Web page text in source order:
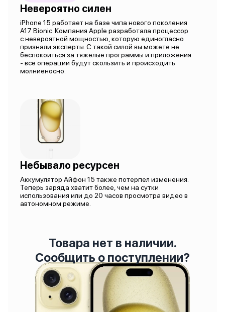
Невероятно силен
iPhone 15 работает на базе чипа нового поколения
A17 Bionic. Компания Apple разработала процессор
с невероятной мощностью, которую единогласно
признали эксперты. С такой силой вы можете не
беспокоиться за тяжелые программы и приложения
- все операции будут скользить и происходить
молниеносно.
Небывало ресурсен
Аккумулятор Айфон 15 также потерпел изменения.
Теперь заряда хватит более, чем на сутки
использования или до 20 часов просмотра видео в
автономном режиме.
Товара нет в наличии.
Сообщить о поступлении?